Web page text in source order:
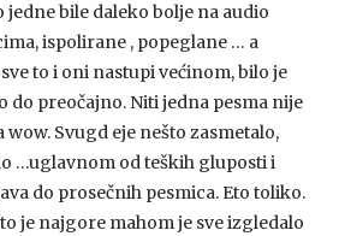
jedne bile daleko bolje na audio
ispolirane , popeglane … a
to i oni nastupi većinom, bilo je
do preočajno. Niti jedna pesma nije
wow. Svugd eje nešto zasmetalo,
…uglavnom od teških gluposti i
do prosečnih pesmica. Eto toliko.
je najgore mahom je sve izgledalo